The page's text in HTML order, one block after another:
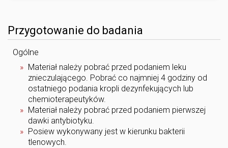
Przygotowanie do badania
Ogólne
Materiał należy pobrać przed podaniem leku
znieczulającego. Pobrać co najmniej 4 godziny od
ostatniego podania kropli dezynfekujących lub
chemioterapeutyków.
Materiał należy pobrać przed podaniem pierwszej
dawki antybiotyku.
Posiew wykonywany jest w kierunku bakterii
tlenowych.